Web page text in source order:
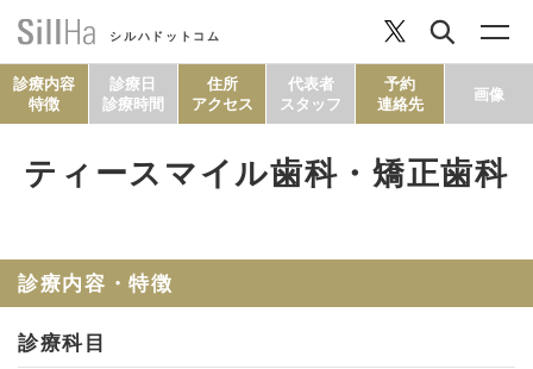
シルハドットコム
診療内容
特徴
診療日
診療時間
住所
アクセス
代表者
スタッフ
予約
連絡先
画像
ティースマイル歯科・矯正歯科
診療内容・特徴
診療科目